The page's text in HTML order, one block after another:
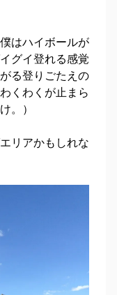
はハイボールが
グイ登れる感覚
る登りごたえの
くわくが止まら
。）
リアかもしれな